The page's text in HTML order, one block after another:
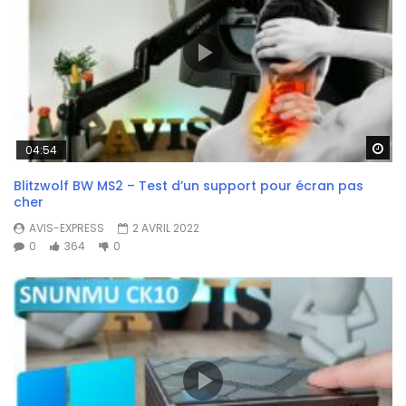
04:54
Blitzwolf BW MS2 – Test d’un support pour écran pas
cher
AVIS-EXPRESS
2 AVRIL 2022
0
364 0